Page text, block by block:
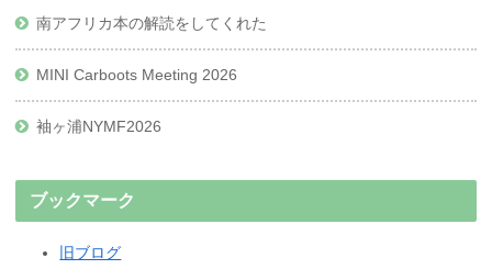
南アフリカ本の解読をしてくれた
MINI Carboots Meeting 2026
袖ヶ浦NYMF2026
ブックマーク
旧ブログ